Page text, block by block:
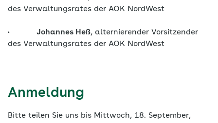
des Verwaltungsrates der AOK NordWest
• Johannes Heß, alternierender Vorsitzender
des Verwaltungsrates der AOK NordWest
Anmeldung
Bitte teilen Sie uns bis Mittwoch, 18. September,